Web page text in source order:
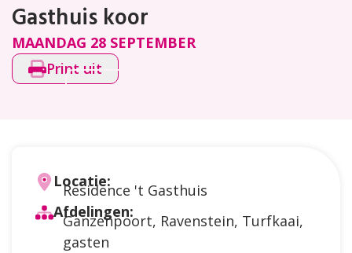
Gasthuis koor
MAANDAG 28 SEPTEMBER
Print uit
Locatie:
Residence 't Gasthuis
Afdelingen:
Ganzenpoort, Ravenstein, Turfkaai,
gasten